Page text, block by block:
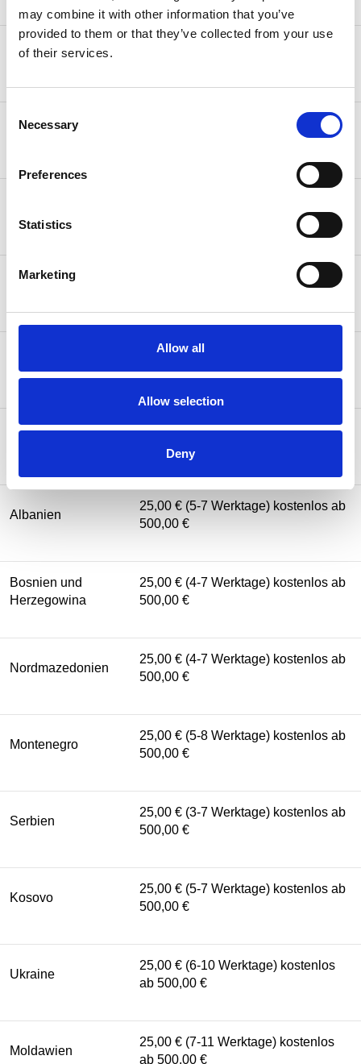
may combine it with other information that you’ve
provided to them or that they’ve collected from your use
of their services.
Selection
Necessary
Preferences
Statistics
Marketing
Allow all
Allow selection
Deny
Norwegen
Schweiz
10,00 € (3-5 Werktage) kostenlos ab
25,00 € (3-5 Werktage) kostenlos ab
25,00 € (2-5 Werktage) kostenlos ab
500,00 €
Vereinigtes
25,00 € (3-5 Werktage) kostenlos ab
500,00 €
Albanien
25,00 € (5-7 Werktage) kostenlos ab
500,00 €
Bosnien und
Herzegowina
25,00 € (4-7 Werktage) kostenlos ab
500,00 €
Nordmazedonien
25,00 € (4-7 Werktage) kostenlos ab
500,00 €
Montenegro
25,00 € (5-8 Werktage) kostenlos ab
500,00 €
Serbien
25,00 € (3-7 Werktage) kostenlos ab
500,00 €
Kosovo
25,00 € (5-7 Werktage) kostenlos ab
500,00 €
Ukraine
25,00 € (6-10 Werktage) kostenlos
ab 500,00 €
Moldawien
25,00 € (7-11 Werktage) kostenlos
ab 500,00 €